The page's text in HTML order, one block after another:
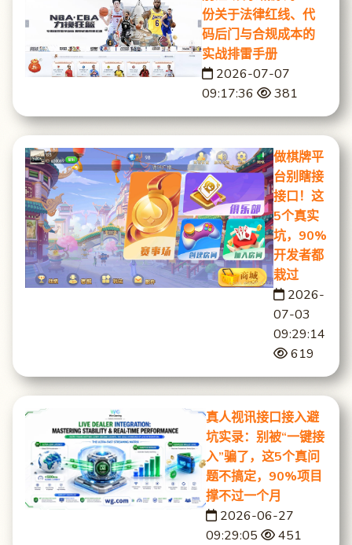
份关于法律红线、代
码后门与合规成本的
实战排雷手册
2026-07-07
09:17:36
381
做棋牌平
台别瞎接
接口！这
5个真实
坑，90%
开发者都
栽过
2026-
07-03
09:29:14
619
真人视讯接口接入避
坑实录：别被“一键接
入”骗了，这5个真问
题不搞定，90%项目
撑不过一个月
2026-06-27
09:29:05
451